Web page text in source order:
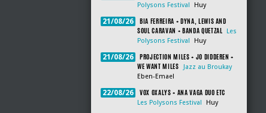
Polysons Festival
Huy
21/08/26
BIA FERREIRA + DYNA, LEWIS AND
SOUL CARAVAN + BANDA QUETZAL
Les
Polysons Festival
Huy
21/08/26
PROJECTION MILES + JO DIDDEREN +
WE WANT MILES
Jazz au Broukay
Eben-Emael
22/08/26 VOX OXALYS + ANA VAGA DUO ETC
Les Polysons Festival Huy